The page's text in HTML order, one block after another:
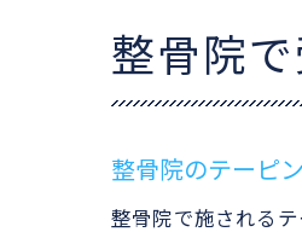
整骨院
整骨院のテーピ
整骨院で施される